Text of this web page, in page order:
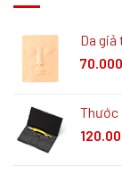
Da
70.000
Thước